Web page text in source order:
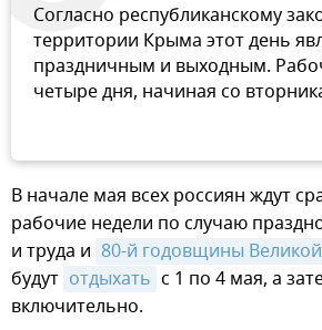
Согласно республиканскому
территории Крыма этот день
праздничным и выходным.
четыре дня, начиная со
В начале мая всех россиян ждут
рабочие недели по случаю
и труда и 80-й годовщины
будут отдыхать с 1 по 4 мая, а
включительно.